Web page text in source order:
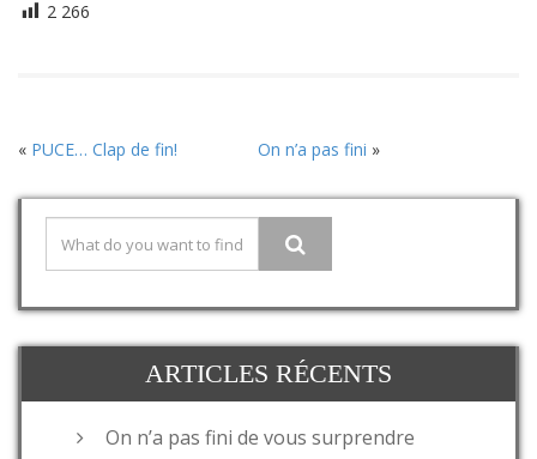
2 266
« PUCE… Clap de fin! On n’a pas fini »
ARTICLES RÉCENTS
On n’a pas fini de vous surprendre